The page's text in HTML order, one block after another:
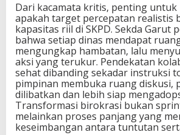
Dari kacamata kritis, penting
apakah target percepatan realistis
kapasitas riil di SKPD. Sekda Garut
bahwa setiap dinas mendapat
mengungkap hambatan, lalu
aksi yang terukur. Pendekatan
sehat dibanding sekadar instruksi
pimpinan membuka ruang diskusi,
dilibatkan dan lebih siap
Transformasi birokrasi bukan
melainkan proses panjang yang
keseimbangan antara tuntutan